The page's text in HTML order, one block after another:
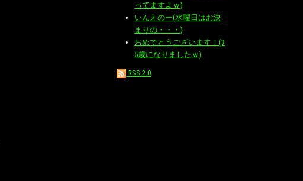
ってますよｗ)
いんえのー(水曜日はお決
まりの・・・)
おめでとうございます！(3
5歳になりましたｗ)
RSS 2.0